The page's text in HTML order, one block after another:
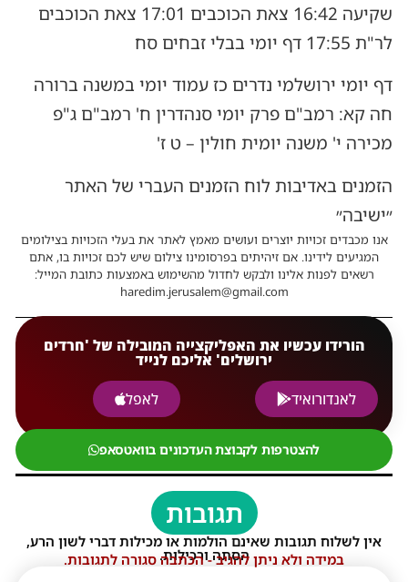
שקיעה 16:42 צאת הכוכבים 17:01 צאת הכוכבים
לר"ת 17:55 דף יומי בבלי זבחים סח
דף יומי ירושלמי נדרים כז עמוד יומי במשנה ברורה
חה קא: רמב"ם פרק יומי סנהדרין ח' רמב"ם ג"פ
מכירה י' משנה יומית חולין – ט ז'
הזמנים באדיבות לוח הזמנים העברי של האתר
״ישיבה״
אנו מכבדים זכויות יוצרים ועושים מאמץ לאתר את בעלי הזכויות בצילומים
המגיעים לידינו. אם זיהיתים בפרסומינו צילום שיש לכם זכויות בו, אתם
רשאים לפנות אלינו ולבקש לחדול מהשימוש באמצעות כתובת המייל:
haredim.jerusalem@gmail.com
הורידו עכשיו את האפליקצייה המובילה של 'חרדים
ירושלים' אליכם לנייד
לאנדורואיד
לאפל
להצטרפות לקבוצת העדכונים בוואטסאפ
תגובות
אין לשלוח תגובות שאינם הולמות או מכילות דברי לשון הרע,
הסתה ורכילות.
במידה ולא ניתן להגיב - הכתבה סגורה לתגובות.